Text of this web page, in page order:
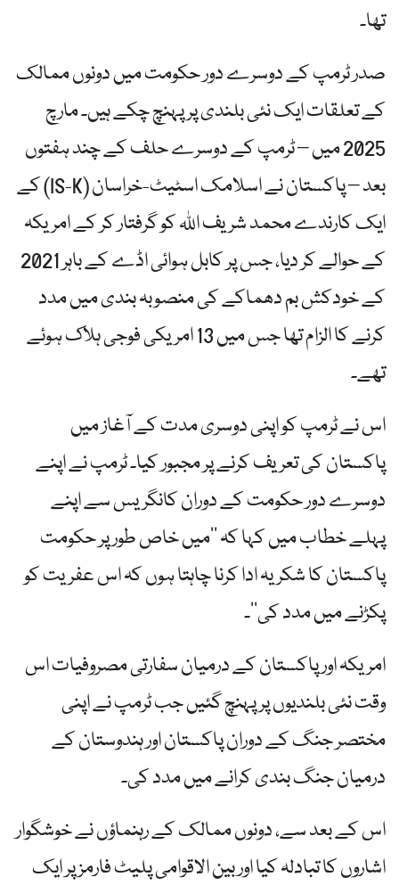
تھا۔
صدر ٹرمپ کے دوسرے دور حکومت میں دونوں ممالک
کے تعلقات ایک نئی بلندی پر پہنچ چکے ہیں۔ مارچ
2025 میں – ٹرمپ کے دوسرے حلف کے چند ہفتوں
بعد – پاکستان نے اسلامک اسٹیٹ-خراسان (IS-K) کے
ایک کارندے محمد شریف اللہ کو گرفتار کر کے امریکہ
کے حوالے کر دیا، جس پر کابل ہوائی اڈے کے باہر 2021
کے خودکش بم دھماکے کی منصوبہ بندی میں مدد
کرنے کا الزام تھا جس میں 13 امریکی فوجی ہلاک ہوئے
تھے۔
اس نے ٹرمپ کو اپنی دوسری مدت کے آغاز میں
پاکستان کی تعریف کرنے پر مجبور کیا۔ ٹرمپ نے اپنے
دوسرے دور حکومت کے دوران کانگریس سے اپنے
پہلے خطاب میں کہا کہ ’’میں خاص طور پر حکومت
پاکستان کا شکریہ ادا کرنا چاہتا ہوں کہ اس عفریت کو
پکڑنے میں مدد کی‘‘۔
امریکہ اور پاکستان کے درمیان سفارتی مصروفیات اس
وقت نئی بلندیوں پر پہنچ گئیں جب ٹرمپ نے اپنی
مختصر جنگ کے دوران پاکستان اور ہندوستان کے
درمیان جنگ بندی کرانے میں مدد کی۔
اس کے بعد سے، دونوں ممالک کے رہنماؤں نے خوشگوار
اشاروں کا تبادلہ کیا اور بین الاقوامی پلیٹ فارمز پر ایک